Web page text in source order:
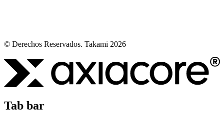
© Derechos Reservados. Takami 2026
Tab bar